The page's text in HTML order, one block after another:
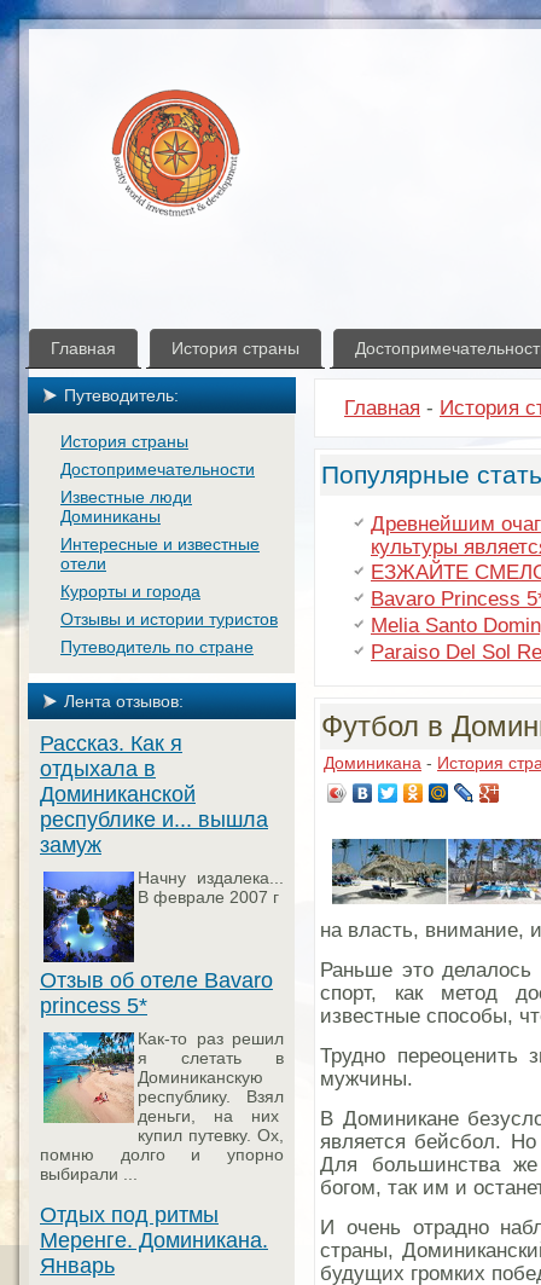
Главная История страны
Путеводитель:
История страны
Достопримечательности
Известные люди
Доминиканы
Интересные и известные
отели
Курорты и города
Отзывы и истории туристов
Путеводитель по стране
Лента отзывов:
Рассказ. Как я
отдыхала в
Доминиканской
республике и... вышла
замуж
Начну издалека...
В феврале 2007 г
Отзыв об отеле Bavaro
princess 5*
Как-то раз решил
я слетать в
Доминиканскую
республику. Взял
деньги, на них
купил путевку. Ох,
помню долго и упорно
выбирали ...
Отдых под ритмы
Меренге. Доминикана.
Январь
Главная - История
Популярные
Древнейшим
культуры
ЕЗЖАЙТЕ
Bavaro Princess
Melia Santo
Paraiso Del Sol
Футбол в
Доминикана - История
на власть, внимание,
Раньше это
спорт, как метод
известные способы,
Трудно переоценить
мужчины.
В Доминикане
является бейсбол.
Для большинства
богом, так им и
И очень отрадно
страны,
будущих громких